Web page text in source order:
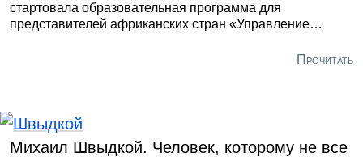
стартовала образовательная программа для
представителей африканских стран «Управление
стажировки и краткосрочные курсы – не новость дляПрочитать
Михаил Швыдкой. Человек, которому не все